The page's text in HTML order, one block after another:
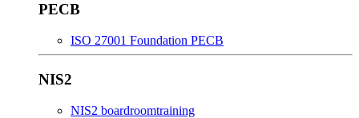
PECB
ISO 27001 Foundation PECB
NIS2
NIS2 boardroomtraining